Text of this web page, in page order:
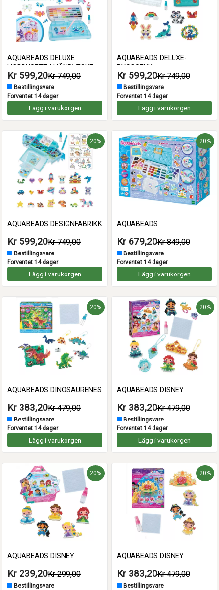
AQUABEADS DELUXE
HOBBYSETT I HÅNDVESKE
Kr 599,20Kr 749,00
Bestillingsvare
Forventet 14 dager
Lägg i varukorgen
AQUABEADS DELUXE-
RYGGSEKK
Kr 599,20Kr 749,00
Bestillingsvare
Forventet 14 dager
Lägg i varukorgen
20%
AQUABEADS DESIGNFABRIKK
Kr 599,20Kr 749,00
Bestillingsvare
Forventet 14 dager
Lägg i varukorgen
20%
AQUABEADS
DESIGNFABRIKKEN
Kr 679,20Kr 849,00
Bestillingsvare
Forventet 14 dager
Lägg i varukorgen
20%
AQUABEADS DINOSAURENES
VERDEN
Kr 383,20Kr 479,00
Bestillingsvare
Forventet 14 dager
Lägg i varukorgen
20%
AQUABEADS DISNEY
PRINCESS DRESS-UP-SETT
Kr 383,20Kr 479,00
Bestillingsvare
Forventet 14 dager
Lägg i varukorgen
20%
AQUABEADS DISNEY
PRINCESS STJERNEPERLER
SET
Kr 239,20Kr 299,00
Bestillingsvare
20%
AQUABEADS DISNEY
PRINSESSEKRONE
Kr 383,20Kr 479,00
Bestillingsvare